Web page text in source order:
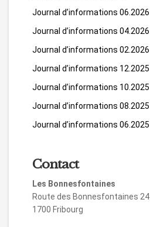
Journal d’informations 06.2026
Journal d’informations 04.2026
Journal d’informations 02.2026
Journal d’informations 12.2025
Journal d’informations 10.2025
Journal d’informations 08.2025
Journal d’informations 06.2025
Contact
Les Bonnesfontaines
Route des Bonnesfontaines 24
1700 Fribourg